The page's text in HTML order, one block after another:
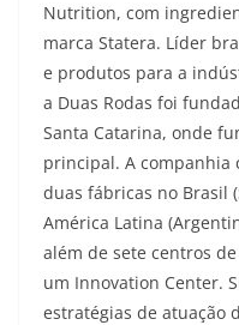
Nutrition, com
marca Statera. Líder
e produtos para a
a Duas Rodas foi
Santa Catarina, onde
principal. A companhia
duas fábricas no Brasil
América Latina
além de sete centros
um Innovation Center.
estratégias de atuação